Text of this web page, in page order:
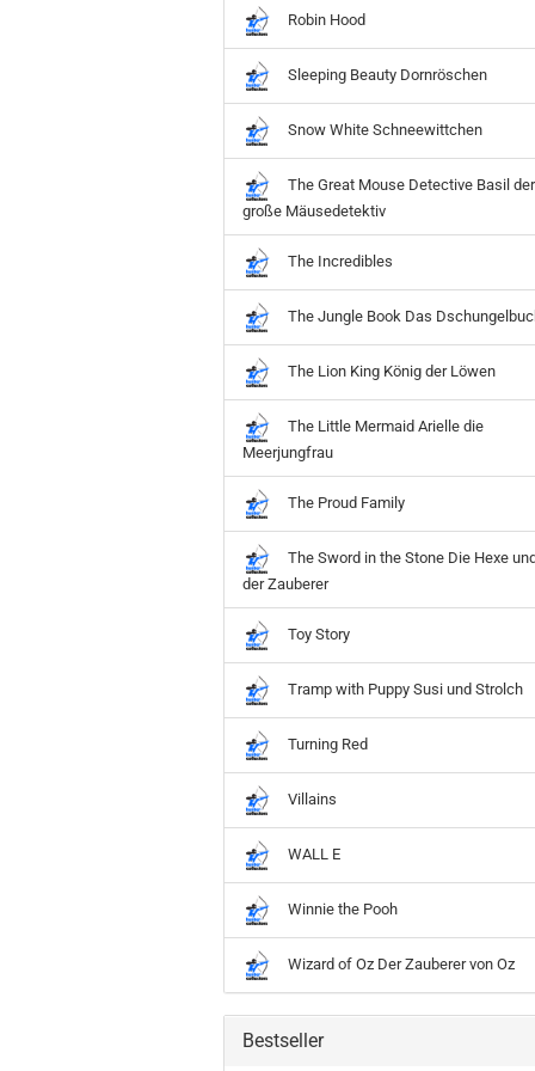
Robin Hood
Sleeping Beauty Dornröschen
Snow White Schneewittchen
The Great Mouse Detective Basil der
große Mäusedetektiv
The Incredibles
The Jungle Book Das
The Lion King König der Löwen
The Little Mermaid Arielle die
Meerjungfrau
The Proud Family
The Sword in the Stone Die Hexe
der Zauberer
Toy Story
Tramp with Puppy Susi und Strolch
Turning Red
Villains
WALL E
Winnie the Pooh
Wizard of Oz Der Zauberer von Oz
Bestseller